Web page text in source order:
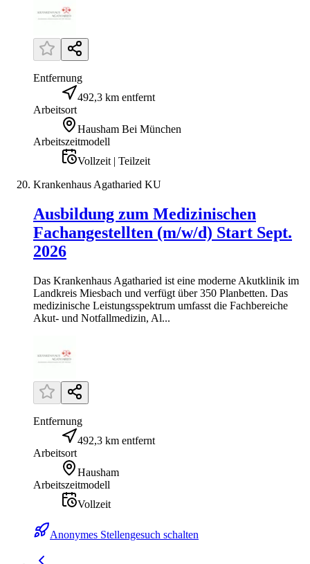
Entfernung
492,3 km entfernt
Arbeitsort
Hausham Bei München
Arbeitszeitmodell
Vollzeit | Teilzeit
Krankenhaus Agatharied KU
Ausbildung zum Medizinischen
Fachangestellten (m/w/d) Start Sept.
2026
Das Krankenhaus Agatharied ist eine moderne Akutklinik im
Landkreis Miesbach und verfügt über 350 Planbetten. Das
medizinische Leistungsspektrum umfasst die Fachbereiche
Akut- und Notfallmedizin, Al...
Entfernung
492,3 km entfernt
Arbeitsort
Hausham
Arbeitszeitmodell
Vollzeit
Anonymes Stellengesuch schalten